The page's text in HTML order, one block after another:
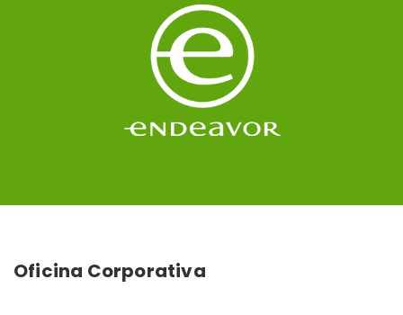
Oficina Corporativa